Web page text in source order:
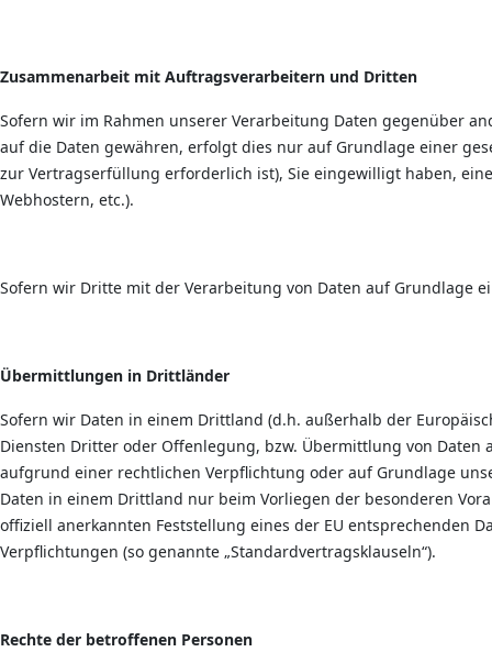
Zusammenarbeit mit Auftragsverarbeitern und Dritten
Sofern wir im Rahmen unserer Verarbeitung Daten gegenüber
auf die Daten gewähren, erfolgt dies nur auf Grundlage einer
zur Vertragserfüllung erforderlich ist), Sie eingewilligt haben,
Webhostern, etc.).
Sofern wir Dritte mit der Verarbeitung von Daten auf Grundlage
Übermittlungen in Drittländer
Sofern wir Daten in einem Drittland (d.h. außerhalb der
Diensten Dritter oder Offenlegung, bzw. Übermittlung von
aufgrund einer rechtlichen Verpflichtung oder auf Grundlage
Daten in einem Drittland nur beim Vorliegen der besonderen
offiziell anerkannten Feststellung eines der EU entsprechenden
Verpflichtungen (so genannte „Standardvertragsklauseln“).
Rechte der betroffenen Personen